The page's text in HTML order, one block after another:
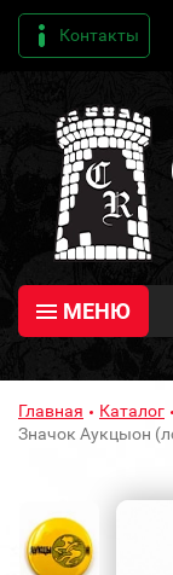
Контакты
МЕНЮ
Главная Каталог
Значок Аукцыон